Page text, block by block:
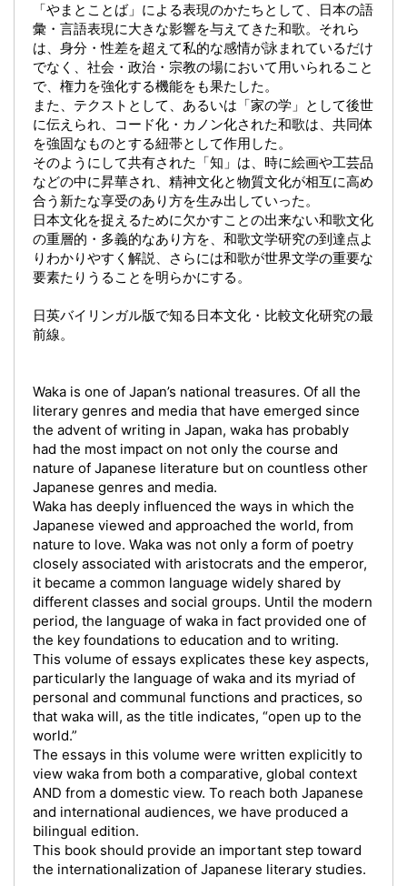
「やまとことば」による表現のかたちとして、日本の語
彙・言語表現に大きな影響を与えてきた和歌。それら
は、身分・性差を超えて私的な感情が詠まれているだけ
でなく、社会・政治・宗教の場において用いられること
で、権力を強化する機能をも果たした。
また、テクストとして、あるいは「家の学」として後世
に伝えられ、コード化・カノン化された和歌は、共同体
を強固なものとする紐帯として作用した。
そのようにして共有された「知」は、時に絵画や工芸品
などの中に昇華され、精神文化と物質文化が相互に高め
合う新たな享受のあり方を生み出していった。
日本文化を捉えるために欠かすことの出来ない和歌文化
の重層的・多義的なあり方を、和歌文学研究の到達点よ
りわかりやすく解説、さらには和歌が世界文学の重要な
要素たりうることを明らかにする。
日英バイリンガル版で知る日本文化・比較文化研究の最
前線。
Waka is one of Japan’s national treasures. Of all the
literary genres and media that have emerged since
the advent of writing in Japan, waka has probably
had the most impact on not only the course and
nature of Japanese literature but on countless other
Japanese genres and media.
Waka has deeply influenced the ways in which the
Japanese viewed and approached the world, from
nature to love. Waka was not only a form of poetry
closely associated with aristocrats and the emperor,
it became a common language widely shared by
different classes and social groups. Until the modern
period, the language of waka in fact provided one of
the key foundations to education and to writing.
This volume of essays explicates these key aspects,
particularly the language of waka and its myriad of
personal and communal functions and practices, so
that waka will, as the title indicates, “open up to the
world.”
The essays in this volume were written explicitly to
view waka from both a comparative, global context
AND from a domestic view. To reach both Japanese
and international audiences, we have produced a
bilingual edition.
This book should provide an important step toward
the internationalization of Japanese literary studies.